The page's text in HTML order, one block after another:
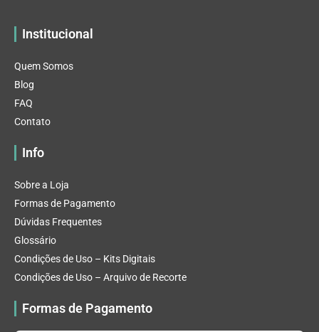
Institucional
Quem Somos
Blog
FAQ
Contato
Info
Sobre a Loja
Formas de Pagamento
Dúvidas Frequentes
Glossário
Condições de Uso – Kits Digitais
Condições de Uso – Arquivo de Recorte
Formas de Pagamento